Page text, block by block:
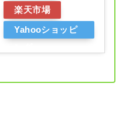
楽天市場
Yahooショッピ